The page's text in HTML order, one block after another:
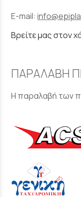
E-mail:
Βρείτε μας στον
ΠΑΡΑΛΑΒΗ
Η παραλαβή των